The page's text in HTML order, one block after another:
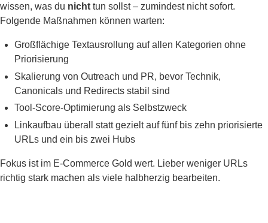
wissen, was du nicht tun sollst – zumindest nicht sofort.
Folgende Maßnahmen können warten:
Großflächige Textausrollung auf allen Kategorien ohne
Priorisierung
Skalierung von Outreach und PR, bevor Technik,
Canonicals und Redirects stabil sind
Tool-Score-Optimierung als Selbstzweck
Linkaufbau überall statt gezielt auf fünf bis zehn priorisierte
URLs und ein bis zwei Hubs
Fokus ist im E-Commerce Gold wert. Lieber weniger URLs
richtig stark machen als viele halbherzig bearbeiten.